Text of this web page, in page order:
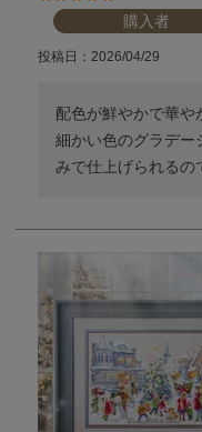
購入者
投稿日 2026/04/29
配色が鮮やかで華や
細かい色のグラデー
みで仕上げられるの